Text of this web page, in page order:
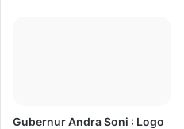
Gubernur Andra Soni : Logo